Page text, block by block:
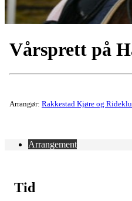
Vårsprett på
Arrangør: Rakkestad Kjøre og
Arrangement
Tid